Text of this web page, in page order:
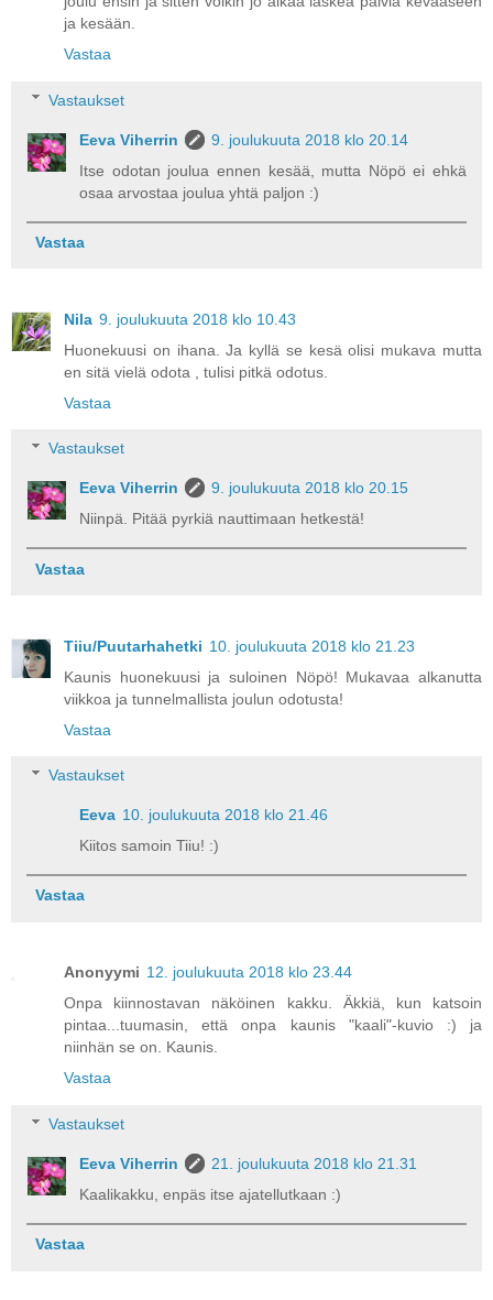
ja kesään.
Vastaa
Vastaukset
Eeva Viherrin
9. joulukuuta 2018 klo 20.14
Itse odotan joulua ennen kesää, mutta Nöpö ei ehkä
osaa arvostaa joulua yhtä paljon :)
Vastaa
Nila 9. joulukuuta 2018 klo 10.43
Huonekuusi on ihana. Ja kyllä se kesä olisi mukava mutta
en sitä vielä odota , tulisi pitkä odotus.
Vastaa
Vastaukset
Eeva Viherrin
9. joulukuuta 2018 klo 20.15
Niinpä. Pitää pyrkiä nauttimaan hetkestä!
Vastaa
Tiiu/Puutarhahetki 10. joulukuuta 2018 klo 21.23
Kaunis huonekuusi ja suloinen Nöpö! Mukavaa alkanutta
viikkoa ja tunnelmallista joulun odotusta!
Vastaa
Vastaukset
Eeva 10. joulukuuta 2018 klo 21.46
Kiitos samoin Tiiu! :)
Vastaa
Anonyymi 12. joulukuuta 2018 klo 23.44
Onpa kiinnostavan näköinen kakku. Äkkiä, kun katsoin
pintaa...tuumasin, että onpa kaunis "kaali"-kuvio :) ja
niinhän se on. Kaunis.
Vastaa
Vastaukset
Eeva Viherrin
21. joulukuuta 2018 klo 21.31
Kaalikakku, enpäs itse ajatellutkaan :)
Vastaa